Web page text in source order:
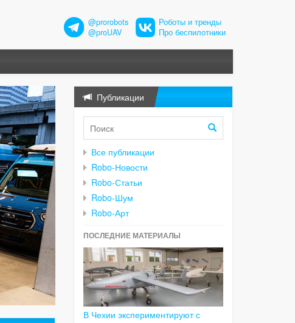
@prorobots
@proUAV
Роботы и тренды
Про беспилотники
Публикации
Все публикации
Robo-Новости
Robo-Статьи
Robo-Шум
Robo-Арт
ПОСЛЕДНИЕ МАТЕРИАЛЫ
В Чехии экспериментируют с